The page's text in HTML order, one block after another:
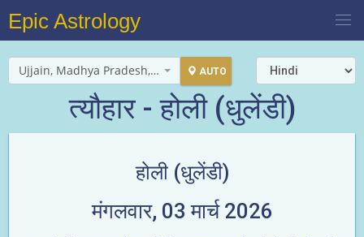
Epic Astrology
Ujjain, Madhya Pradesh, India AUTO
त्यौहार - होली (धुलेंडी)
होली (धुलेंडी)
मंगलवार, 03 मार्च 2026